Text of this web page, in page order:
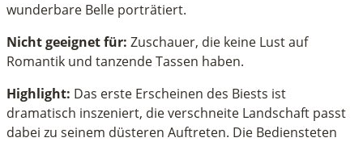
wunderbare Belle porträtiert.
Nicht geeignet für: Zuschauer, die keine Lust auf
Romantik und tanzende Tassen haben.
Highlight: Das erste Erscheinen des Biests ist
dramatisch inszeniert, die verschneite Landschaft passt
dabei zu seinem düsteren Auftreten. Die Bediensteten